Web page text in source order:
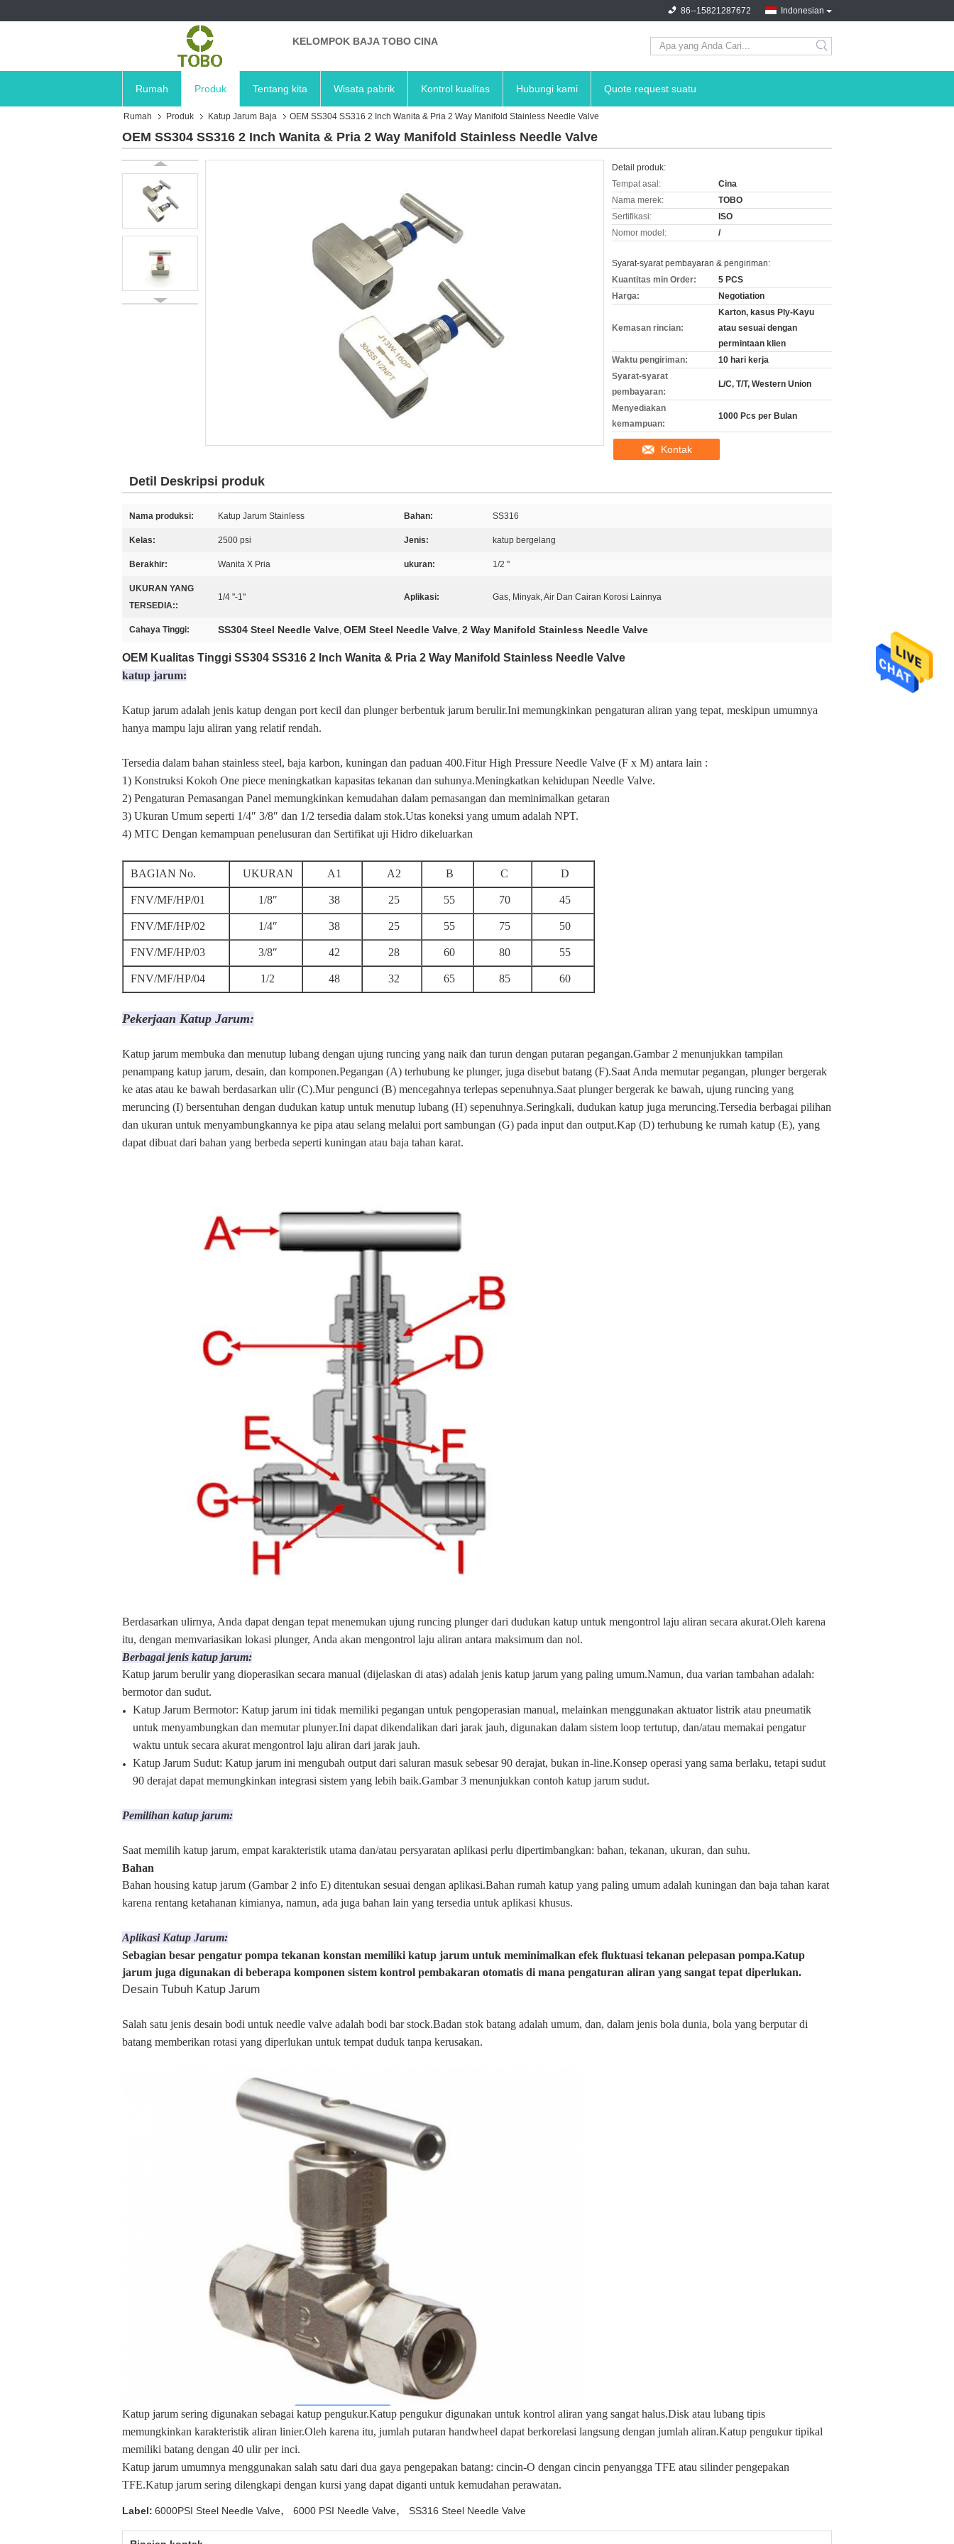
Indonesian
86--15821287672
KELOMPOK BAJA TOBO CINA
Rumah Produk Tentang kita Wisata pabrik Kontrol kualitas Hubungi kami Quote request suatu
Rumah Produk Katup Jarum Baja OEM SS304 SS316 2 Inch Wanita & Pria 2 Way Manifold Stainless Needle Valve
OEM SS304 SS316 2 Inch Wanita & Pria 2 Way Manifold Stainless Needle Valve
Detail produk:
Tempat asal:
Cina
Nama merek:
TOBO
Sertifikasi:
ISO
Nomor model:
/
Syarat-syarat pembayaran & pengiriman:
Kuantitas min Order:
5 PCS
Harga:
Negotiation
Kemasan rincian:
Karton, kasus Ply-Kayu
atau sesuai dengan
permintaan klien
Waktu pengiriman:
10 hari kerja
Syarat-syarat
pembayaran:
L/C, T/T, Western Union
Menyediakan
kemampuan:
1000 Pcs per Bulan
Kontak
Detil Deskripsi produk
Nama produksi: Katup Jarum Stainless Bahan: SS316
Kelas: 2500 psi Jenis: katup bergelang
Berakhir: Wanita X Pria ukuran: 1/2 ''
UKURAN YANG
TERSEDIA::
1/4 "-1" Aplikasi: Gas, Minyak, Air Dan Cairan Korosi Lainnya
Cahaya Tinggi: SS304 Steel Needle Valve, OEM Steel Needle Valve, 2 Way Manifold Stainless Needle Valve
OEM Kualitas Tinggi SS304 SS316 2 Inch Wanita & Pria 2 Way Manifold Stainless Needle Valve
katup jarum:
Katup jarum adalah jenis katup dengan port kecil dan plunger berbentuk jarum berulir.Ini memungkinkan pengaturan aliran yang tepat, meskipun umumnya
hanya mampu laju aliran yang relatif rendah.
Tersedia dalam bahan stainless steel, baja karbon, kuningan dan paduan 400.Fitur High Pressure Needle Valve (F x M) antara lain :
1) Konstruksi Kokoh One piece meningkatkan kapasitas tekanan dan suhunya.Meningkatkan kehidupan Needle Valve.
2) Pengaturan Pemasangan Panel memungkinkan kemudahan dalam pemasangan dan meminimalkan getaran
3) Ukuran Umum seperti 1/4″ 3/8″ dan 1/2 tersedia dalam stok.Utas koneksi yang umum adalah NPT.
4) MTC Dengan kemampuan penelusuran dan Sertifikat uji Hidro dikeluarkan
BAGIAN No. UKURAN A1 A2 B C D
FNV/MF/HP/01 1/8″ 38 25 55 70 45
FNV/MF/HP/02 1/4″ 38 25 55 75 50
FNV/MF/HP/03 3/8″ 42 28 60 80 55
FNV/MF/HP/04 1/2 48 32 65 85 60
Pekerjaan Katup Jarum:
Katup jarum membuka dan menutup lubang dengan ujung runcing yang naik dan turun dengan putaran pegangan.Gambar 2 menunjukkan tampilan
penampang katup jarum, desain, dan komponen.Pegangan (A) terhubung ke plunger, juga disebut batang (F).Saat Anda memutar pegangan, plunger bergerak
ke atas atau ke bawah berdasarkan ulir (C).Mur pengunci (B) mencegahnya terlepas sepenuhnya.Saat plunger bergerak ke bawah, ujung runcing yang
meruncing (I) bersentuhan dengan dudukan katup untuk menutup lubang (H) sepenuhnya.Seringkali, dudukan katup juga meruncing.Tersedia berbagai pilihan
dan ukuran untuk menyambungkannya ke pipa atau selang melalui port sambungan (G) pada input dan output.Kap (D) terhubung ke rumah katup (E), yang
dapat dibuat dari bahan yang berbeda seperti kuningan atau baja tahan karat.
Berdasarkan ulirnya, Anda dapat dengan tepat menemukan ujung runcing plunger dari dudukan katup untuk mengontrol laju aliran secara akurat.Oleh karena
itu, dengan memvariasikan lokasi plunger, Anda akan mengontrol laju aliran antara maksimum dan nol.
Berbagai jenis katup jarum:
Katup jarum berulir yang dioperasikan secara manual (dijelaskan di atas) adalah jenis katup jarum yang paling umum.Namun, dua varian tambahan adalah:
bermotor dan sudut.
Katup Jarum Bermotor: Katup jarum ini tidak memiliki pegangan untuk pengoperasian manual, melainkan menggunakan aktuator listrik atau pneumatik
untuk menyambungkan dan memutar plunyer.Ini dapat dikendalikan dari jarak jauh, digunakan dalam sistem loop tertutup, dan/atau memakai pengatur
waktu untuk secara akurat mengontrol laju aliran dari jarak jauh.
Katup Jarum Sudut: Katup jarum ini mengubah output dari saluran masuk sebesar 90 derajat, bukan in-line.Konsep operasi yang sama berlaku, tetapi sudut
90 derajat dapat memungkinkan integrasi sistem yang lebih baik.Gambar 3 menunjukkan contoh katup jarum sudut.
Pemilihan katup jarum:
Saat memilih katup jarum, empat karakteristik utama dan/atau persyaratan aplikasi perlu dipertimbangkan: bahan, tekanan, ukuran, dan suhu.
Bahan
Bahan housing katup jarum (Gambar 2 info E) ditentukan sesuai dengan aplikasi.Bahan rumah katup yang paling umum adalah kuningan dan baja tahan karat
karena rentang ketahanan kimianya, namun, ada juga bahan lain yang tersedia untuk aplikasi khusus.
Aplikasi Katup Jarum:
Sebagian besar pengatur pompa tekanan konstan memiliki katup jarum untuk meminimalkan efek fluktuasi tekanan pelepasan pompa.Katup
jarum juga digunakan di beberapa komponen sistem kontrol pembakaran otomatis di mana pengaturan aliran yang sangat tepat diperlukan.
Desain Tubuh Katup Jarum
Salah satu jenis desain bodi untuk needle valve adalah bodi bar stock.Badan stok batang adalah umum, dan, dalam jenis bola dunia, bola yang berputar di
batang memberikan rotasi yang diperlukan untuk tempat duduk tanpa kerusakan.
Katup jarum sering digunakan sebagai katup pengukur.Katup pengukur digunakan untuk kontrol aliran yang sangat halus.Disk atau lubang tipis
memungkinkan karakteristik aliran linier.Oleh karena itu, jumlah putaran handwheel dapat berkorelasi langsung dengan jumlah aliran.Katup pengukur tipikal
memiliki batang dengan 40 ulir per inci.
Katup jarum umumnya menggunakan salah satu dari dua gaya pengepakan batang: cincin-O dengan cincin penyangga TFE atau silinder pengepakan
TFE.Katup jarum sering dilengkapi dengan kursi yang dapat diganti untuk kemudahan perawatan.
Label: 6000PSI Steel Needle Valve, 6000 PSI Needle Valve, SS316 Steel Needle Valve